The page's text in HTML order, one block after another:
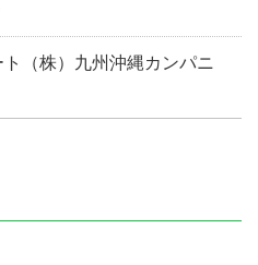
（株）九州沖縄カンパニ